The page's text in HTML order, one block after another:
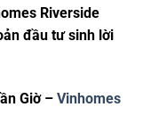
Riverside
đầu tư sinh lời
Giờ – Vinhomes